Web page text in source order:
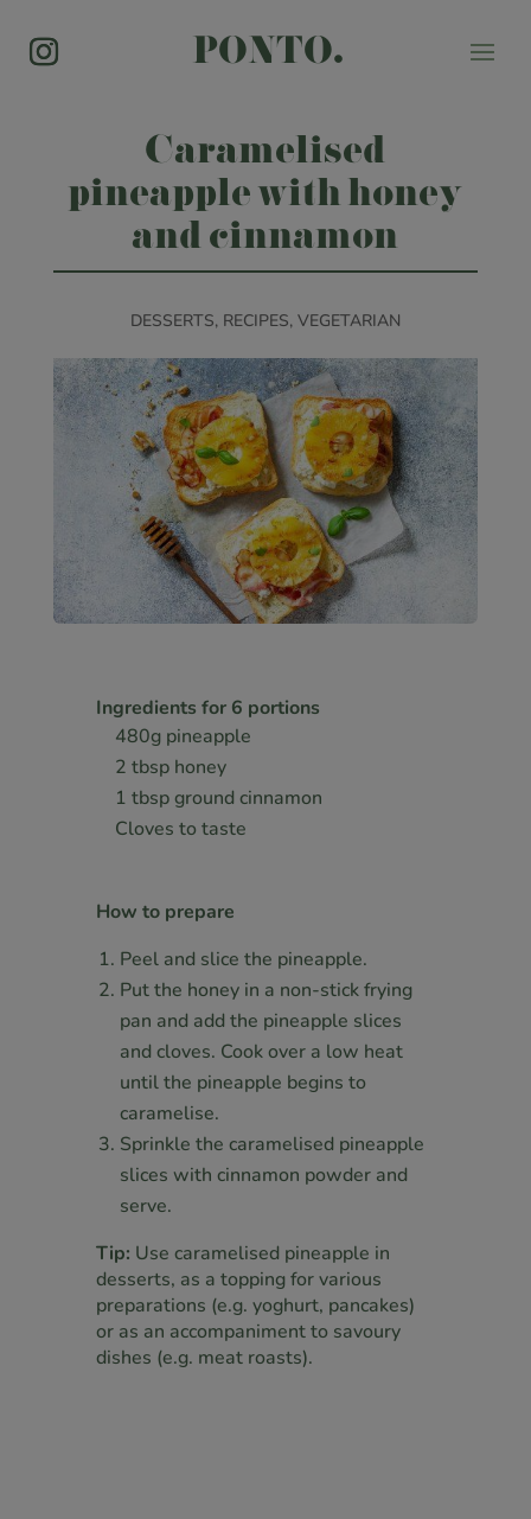
PONTO.
Caramelised
pineapple with honey
and cinnamon
DESSERTS, RECIPES, VEGETARIAN
Ingredients for 6 portions
480g pineapple
2 tbsp honey
1 tbsp ground cinnamon
Cloves to taste
How to prepare
Peel and slice the pineapple.
Put the honey in a non-stick frying
pan and add the pineapple slices
and cloves. Cook over a low heat
until the pineapple begins to
caramelise.
Sprinkle the caramelised pineapple
slices with cinnamon powder and
serve.
Tip: Use caramelised pineapple in
desserts, as a topping for various
preparations (e.g. yoghurt, pancakes)
or as an accompaniment to savoury
dishes (e.g. meat roasts).